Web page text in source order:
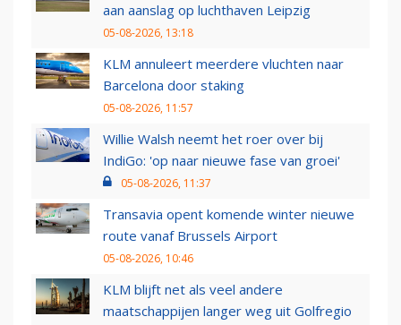
aan aanslag op luchthaven Leipzig
05-08-2026, 13:18
KLM annuleert meerdere vluchten naar
Barcelona door staking
05-08-2026, 11:57
Willie Walsh neemt het roer over bij
IndiGo: 'op naar nieuwe fase van groei'
05-08-2026, 11:37
Transavia opent komende winter nieuwe
route vanaf Brussels Airport
05-08-2026, 10:46
KLM blijft net als veel andere
maatschappijen langer weg uit Golfregio